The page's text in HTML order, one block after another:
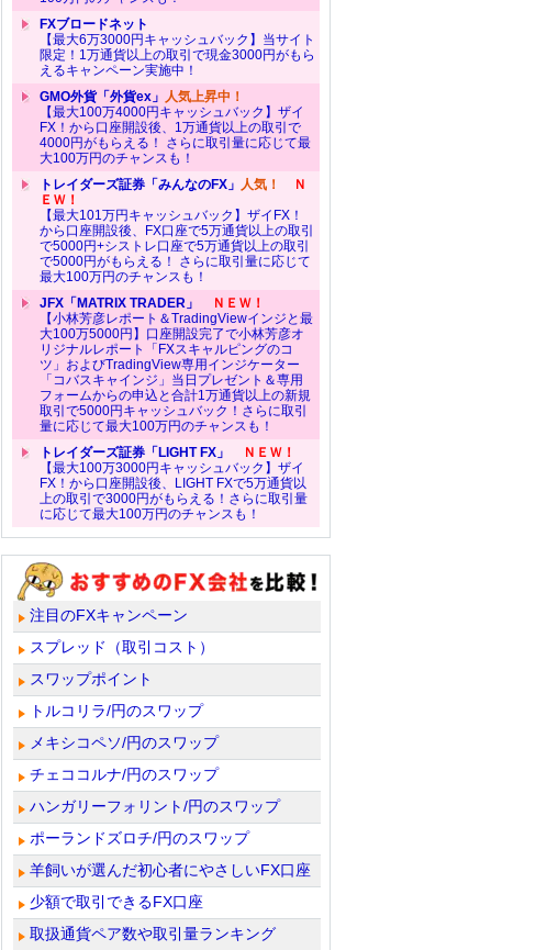
FXブロードネット
【最大6万3000円キャッシュバック】当サイト
限定！1万通貨以上の取引で現金3000円がもら
えるキャンペーン実施中！
GMO外貨「外貨ex」 人気上昇中！
【最大100万4000円キャッシュバック】ザイ
FX！から口座開設後、1万通貨以上の取引で
4000円がもらえる！ さらに取引量に応じて最
大100万円のチャンスも！
トレイダーズ証券「みんなのFX」 人気！
Ｎ
ＥＷ！
【最大101万円キャッシュバック】ザイFX！
から口座開設後、FX口座で5万通貨以上の取引
で5000円+シストレ口座で5万通貨以上の取引
で5000円がもらえる！ さらに取引量に応じて
最大100万円のチャンスも！
JFX「MATRIX TRADER」
ＮＥＷ！
【小林芳彦レポート＆TradingViewインジと最
大100万5000円】口座開設完了で小林芳彦オ
リジナルレポート「FXスキャルピングのコ
ツ」およびTradingView専用インジケーター
「コバスキャインジ」当日プレゼント＆専用
フォームからの申込と合計1万通貨以上の新規
取引で5000円キャッシュバック！さらに取引
量に応じて最大100万円のチャンスも！
トレイダーズ証券「LIGHT FX」
ＮＥＷ！
【最大100万3000円キャッシュバック】ザイ
FX！から口座開設後、LIGHT FXで5万通貨以
上の取引で3000円がもらえる！さらに取引量
に応じて最大100万円のチャンスも！
注目のFXキャンペーン
スプレッド（取引コスト）
スワップポイント
トルコリラ/円のスワップ
メキシコペソ/円のスワップ
チェココルナ/円のスワップ
ハンガリーフォリント/円のスワップ
ポーランドズロチ/円のスワップ
羊飼いが選んだ初心者にやさしいFX口座
少額で取引できるFX口座
取扱通貨ペア数や取引量ランキング